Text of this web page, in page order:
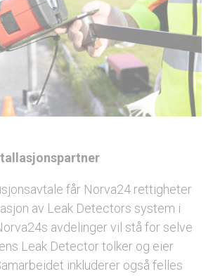
får Norva24 rettigheter
av Leak Detectors system i
avdelinger vil stå for selve
Leak Detector tolker og eier
inkluderer også felles